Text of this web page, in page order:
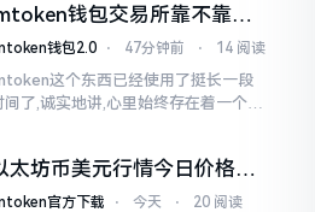
钱包交易所靠不靠
？老玩家说说心里话
钱包2.0 ⋅ 47分钟前 ⋅ 14 阅读
这个东西已经使用了挺长一段
间了,诚实地讲,心里始终存在着一个疙
个事情
太坊币美元行情今日价格走
分析，散户如何避免追涨杀
官方下载 ⋅ 今天 ⋅ 20 阅读